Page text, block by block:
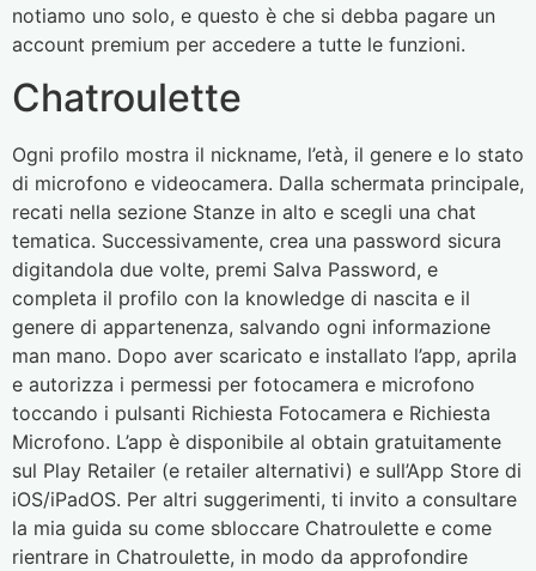
notiamo uno solo, e questo è che si debba pagare un
account premium per accedere a tutte le funzioni.
Chatroulette
Ogni profilo mostra il nickname, l’età, il genere e lo stato
di microfono e videocamera. Dalla schermata principale,
recati nella sezione Stanze in alto e scegli una chat
tematica. Successivamente, crea una password sicura
digitandola due volte, premi Salva Password, e
completa il profilo con la knowledge di nascita e il
genere di appartenenza, salvando ogni informazione
man mano. Dopo aver scaricato e installato l’app, aprila
e autorizza i permessi per fotocamera e microfono
toccando i pulsanti Richiesta Fotocamera e Richiesta
Microfono. L’app è disponibile al obtain gratuitamente
sul Play Retailer (e retailer alternativi) e sull’App Store di
iOS/iPadOS. Per altri suggerimenti, ti invito a consultare
la mia guida su come sbloccare Chatroulette e come
rientrare in Chatroulette, in modo da approfondire